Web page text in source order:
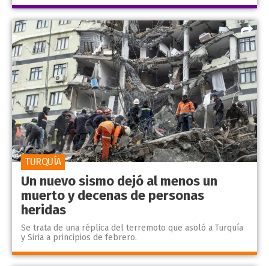
Un nuevo sismo dejó al menos un
muerto y decenas de personas
heridas
Se trata de una réplica del terremoto que asoló a Turquía
y Siria a principios de febrero.
TURQUÍA